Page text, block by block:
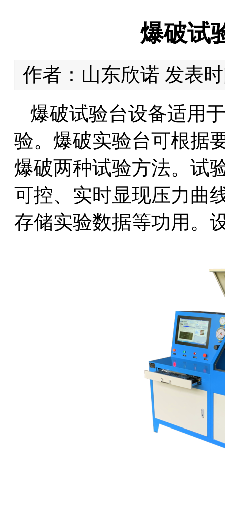
爆破试
作者：山东欣诺 发表
爆破试验台设备适用
验。爆破实验台可根据
爆破两种试验方法。试
可控、实时显现压力曲
存储实验数据等功用。